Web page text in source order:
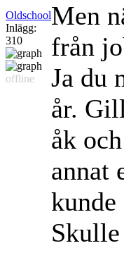
Oldschool
Inlägg:
310
offline
Men
från
Ja du
år.
åk
annat